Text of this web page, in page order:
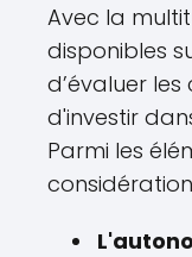
Avec la
disponibles
d’évaluer
d'investir
Parmi les